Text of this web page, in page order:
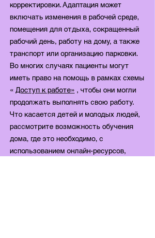
корректировки. Адаптация может
включать изменения в рабочей среде,
помещения для отдыха, сокращенный
рабочий день, работу на дому, а также
транспорт или организацию парковки.
Во многих случаях пациенты могут
иметь право на помощь в рамках схемы
« Доступ к работе» , чтобы они могли
продолжать выполнять свою работу.
Что касается детей и молодых людей,
рассмотрите возможность обучения
дома, где это необходимо, с
использованием онлайн-ресурсов,